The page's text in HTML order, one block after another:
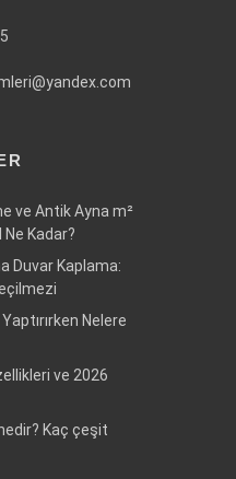
ve Antik Ayna m²
Ne Kadar?
Duvar Kaplama:
Nelere
ve 2026
Kaç çeşit